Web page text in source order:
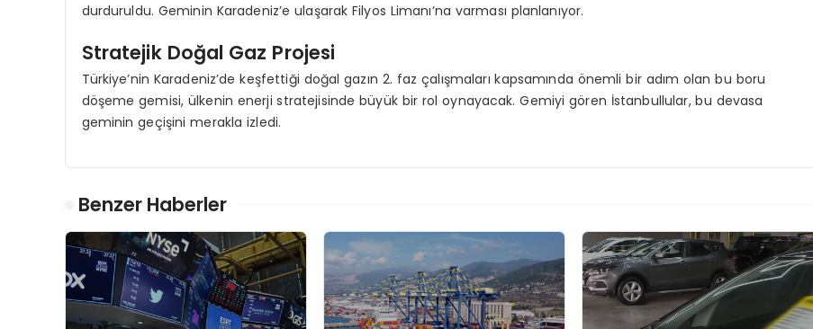
durduruldu. Geminin Karadeniz’e ulaşarak Filyos Limanı’na varması planlanıyor.
Stratejik Doğal Gaz Projesi
Türkiye’nin Karadeniz’de keşfettiği doğal gazın 2. faz çalışmaları kapsamında önemli bir adım olan bu boru
döşeme gemisi, ülkenin enerji stratejisinde büyük bir rol oynayacak. Gemiyi gören İstanbullular, bu devasa
geminin geçişini merakla izledi.
Benzer Haberler